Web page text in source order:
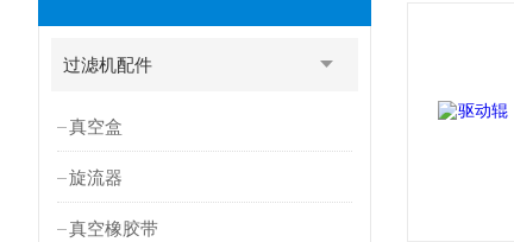
过滤机配件
真空盒
旋流器
真空橡胶带